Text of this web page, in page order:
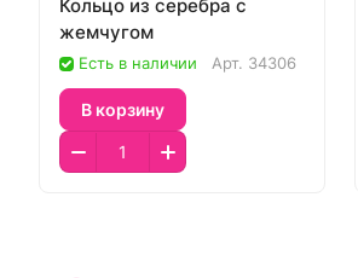
Кольцо из серебра с
жемчугом
Есть в наличии Арт. 34306
В корзину